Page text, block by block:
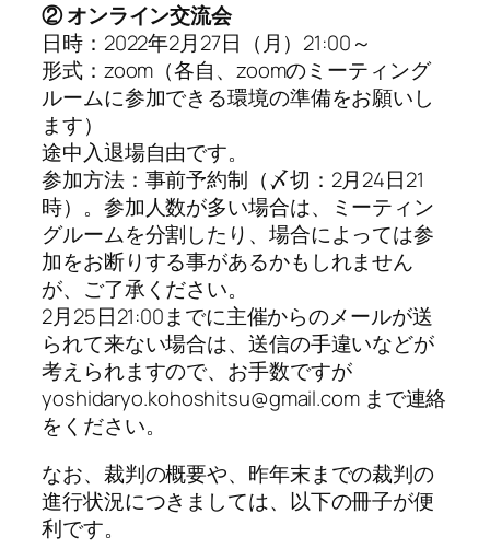
② オンライン交流会
日時：2022年2月27日（月）21:00～
形式：zoom（各自、zoomのミーティング
ルームに参加できる環境の準備をお願いし
ます）
途中入退場自由です。
参加方法：事前予約制（〆切：2月24日21
時）。参加人数が多い場合は、ミーティン
グルームを分割したり、場合によっては参
加をお断りする事があるかもしれません
が、ご了承ください。
2月25日21:00までに主催からのメールが送
られて来ない場合は、送信の手違いなどが
考えられますので、お手数ですが
yoshidaryo.kohoshitsu@gmail.com まで連絡
をください。
なお、裁判の概要や、昨年末までの裁判の
進行状況につきましては、以下の冊子が便
利です。